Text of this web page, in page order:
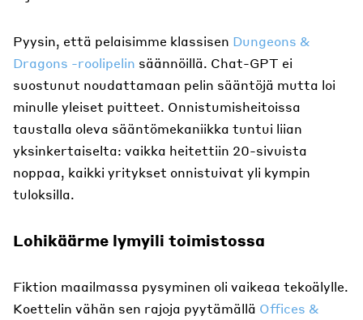
Pyysin, että pelaisimme klassisen Dungeons &
Dragons -roolipelin säännöillä. Chat-GPT ei
suostunut noudattamaan pelin sääntöjä mutta loi
minulle yleiset puitteet. Onnistumisheitoissa
taustalla oleva sääntömekaniikka tuntui liian
yksinkertaiselta: vaikka heitettiin 20-sivuista
noppaa, kaikki yritykset onnistuivat yli kympin
tuloksilla.
Lohikäärme lymyili toimistossa
Fiktion maailmassa pysyminen oli vaikeaa tekoälylle.
Koettelin vähän sen rajoja pyytämällä Offices &